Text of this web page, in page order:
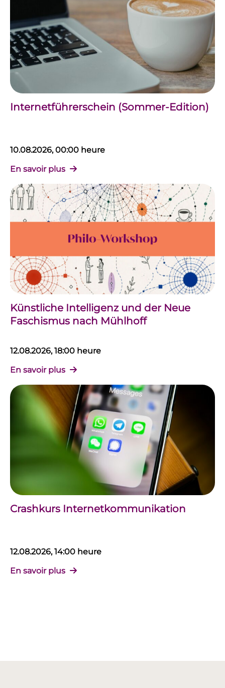
Internetführerschein (Sommer-Edition)
10.08.2026, 00:00 heure
En savoir plus
Künstliche Intelligenz und der Neue
Faschismus nach Mühlhoff
12.08.2026, 18:00 heure
En savoir plus
Crashkurs Internetkommunikation
12.08.2026, 14:00 heure
En savoir plus